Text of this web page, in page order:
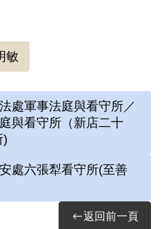
畫作應為至外役區手
。
美看守所時開始習
的字號脫胎於清代畫
，由於被關押在六號
有上下、四方六片
情景，是劉辰旦前輩
敏
處軍事法庭與看守所／
與看守所（新店二十
)
處六張犁看守所(至善
返回前一頁